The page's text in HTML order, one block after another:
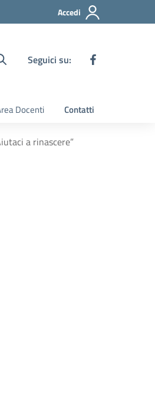
Accedi
Seguici su:
Docenti Contatti
a rinascere”